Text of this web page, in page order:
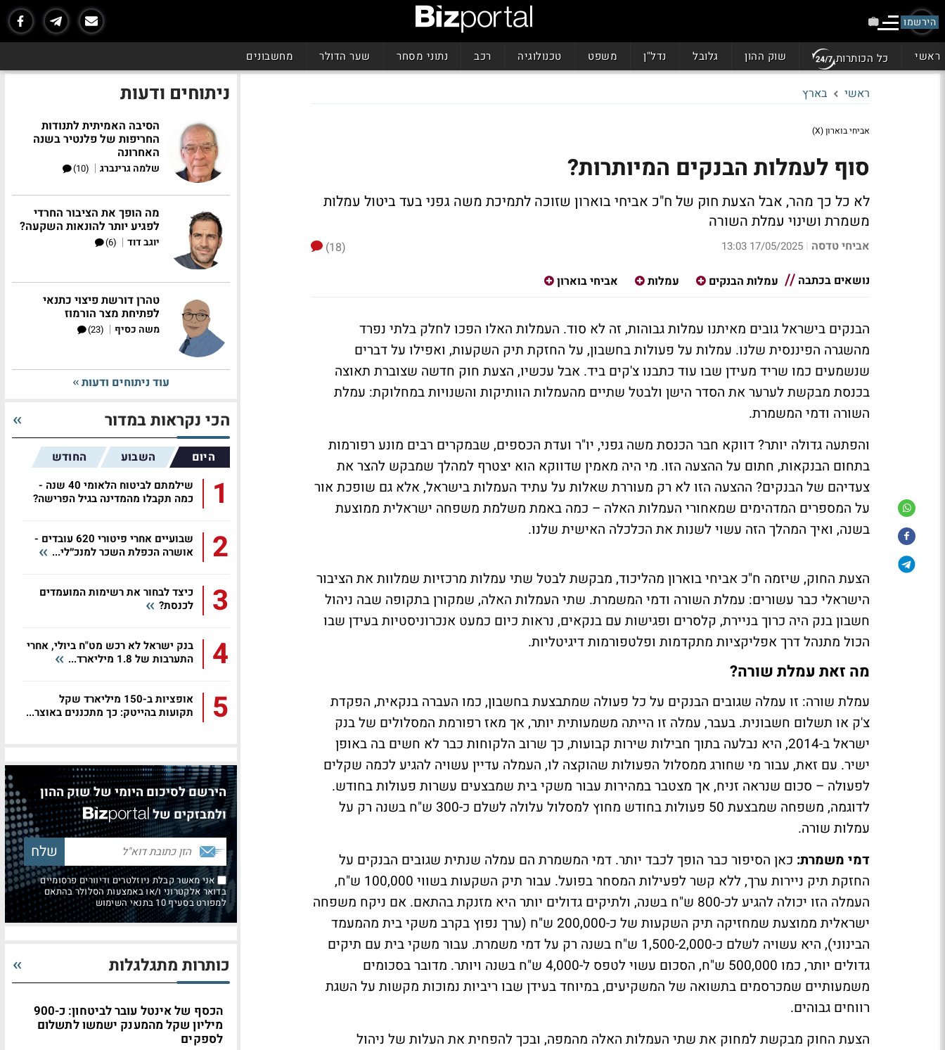
הירשמו
ראשי כל הכותרות שוק ההון גלובל נדל"ן משפט טכנולוגיה רכב נתוני מסחר שער הדולר מחשבונים
ראשי בארץ
אביחי בוארון (X)
סוף לעמלות הבנקים המיותרות?
לא כל כך מהר, אבל הצעת חוק של ח"כ אביחי בוארון שזוכה לתמיכת משה גפני בעד ביטול עמלות
משמרת ושינוי עמלת השורה
אביחי טדסה |
17/05/2025 13:03
(18)
נושאים בכתבה
עמלות הבנקים עמלות אביחי בוארון
הבנקים בישראל גובים מאיתנו עמלות גבוהות, זה לא סוד. העמלות האלו הפכו לחלק בלתי נפרד
מהשגרה הפיננסית שלנו. עמלות על פעולות בחשבון, על החזקת תיק השקעות, ואפילו על דברים
שנשמעים כמו שריד מעידן שבו עוד כתבנו צ'קים ביד. אבל עכשיו, הצעת חוק חדשה שצוברת תאוצה
בכנסת מבקשת לערער את הסדר הישן ולבטל שתיים מהעמלות הוותיקות והשנויות במחלוקת: עמלת
השורה ודמי המשמרת.
והפתעה גדולה יותר? דווקא חבר הכנסת משה גפני, יו"ר ועדת הכספים, שבמקרים רבים מונע רפורמות
בתחום הבנקאות, חתום על ההצעה הזו. מי היה מאמין שדווקא הוא יצטרף למהלך שמבקש להצר את
צעדיהם של הבנקים? ההצעה הזו לא רק מעוררת שאלות על עתיד העמלות בישראל, אלא גם שופכת אור
על המספרים המדהימים שמאחורי העמלות האלה – כמה באמת משלמת משפחה ישראלית ממוצעת
בשנה, ואיך המהלך הזה עשוי לשנות את הכלכלה האישית שלנו.
הצעת החוק, שיזמה ח"כ אביחי בוארון מהליכוד, מבקשת לבטל שתי עמלות מרכזיות שמלוות את הציבור
הישראלי כבר עשורים: עמלת השורה ודמי המשמרת. שתי העמלות האלה, שמקורן בתקופה שבה ניהול
חשבון בנק היה כרוך בניירת, קלסרים ופגישות עם בנקאים, נראות כיום כמעט אנכרוניסטיות בעידן שבו
הכול מתנהל דרך אפליקציות מתקדמות ופלטפורמות דיגיטליות.
מה זאת עמלת שורה?
עמלת שורה: זו עמלה שגובים הבנקים על כל פעולה שמתבצעת בחשבון, כמו העברה בנקאית, הפקדת
צ'ק או תשלום חשבונית. בעבר, עמלה זו הייתה משמעותית יותר, אך מאז רפורמת המסלולים של בנק
ישראל ב-2014, היא נבלעה בתוך חבילות שירות קבועות, כך שרוב הלקוחות כבר לא חשים בה באופן
ישיר. עם זאת, עבור מי שחורג ממסלול הפעולות שהוקצה לו, העמלה עדיין עשויה להגיע לכמה שקלים
לפעולה – סכום שנראה זניח, אך מצטבר במהירות עבור משקי בית שמבצעים עשרות פעולות בחודש.
לדוגמה, משפחה שמבצעת 50 פעולות בחודש מחוץ למסלול עלולה לשלם כ-300 ש"ח בשנה רק על
עמלות שורה.
דמי משמרת: כאן הסיפור כבר הופך לכבד יותר. דמי המשמרת הם עמלה שנתית שגובים הבנקים על
החזקת תיק ניירות ערך, ללא קשר לפעילות המסחר בפועל. עבור תיק השקעות בשווי 100,000 ש"ח,
העמלה הזו יכולה להגיע לכ-800 ש"ח בשנה, ולתיקים גדולים יותר היא מזנקת בהתאם. אם ניקח משפחה
ישראלית ממוצעת שמחזיקה תיק השקעות של כ-200,000 ש"ח (ערך נפוץ בקרב משקי בית מהמעמד
הבינוני), היא עשויה לשלם כ-1,500-2,000 ש"ח בשנה רק על דמי משמרת. עבור משקי בית עם תיקים
גדולים יותר, כמו 500,000 ש"ח, הסכום עשוי לטפס ל-4,000 ש"ח בשנה ויותר. מדובר בסכומים
משמעותיים שמכרסמים בתשואה של המשקיעים, במיוחד בעידן שבו ריביות נמוכות מקשות על השגת
רווחים גבוהים.
הצעת החוק מבקשת למחוק את שתי העמלות האלה מהמפה, ובכך להפחית את העלות של ניהול
ניתוחים ודעות
הסיבה האמיתית לתנודות
החריפות של פלנטיר בשנה
האחרונה
שלמה גרינברג |
(10)
מה הופך את הציבור החרדי
לפגיע יותר להונאות השקעה?
יוגב דוד |
(6)
טהרן דורשת פיצוי כתנאי
לפתיחת מצר הורמוז
משה כסיף |
(23)
עוד ניתוחים ודעות
הכי נקראות במדור
היום השבוע החודש
1
שילמתם לביטוח הלאומי 40 שנה -
כמה תקבלו מהמדינה בגיל הפרישה?
2
שבועיים אחרי פיטורי 620 עובדים -
אושרה הכפלת השכר למנכ״לי...
3
כיצד לבחור את רשימות המועמדים
לכנסת?
4
בנק ישראל לא רכש מט"ח ביולי, אחרי
התערבות של 1.8 מיליארד...
5
אופציות ב-150 מיליארד שקל
תקועות בהייטק: כך מתכננים באוצר...
הירשם לסיכום היומי של שוק ההון
ולמבזקים של
אני מאשר קבלת ניוזלטרים ודיוורים פרסומיים
בדואר אלקטרוני ו/או באמצעות הסלולר בהתאם
למפורט בסעיף 10 בתנאי השימוש
כותרות מתגלגלות
הכסף של אינטל עובר לביטחון: כ-900
מיליון שקל מהמענק ישמשו לתשלום
לספקים